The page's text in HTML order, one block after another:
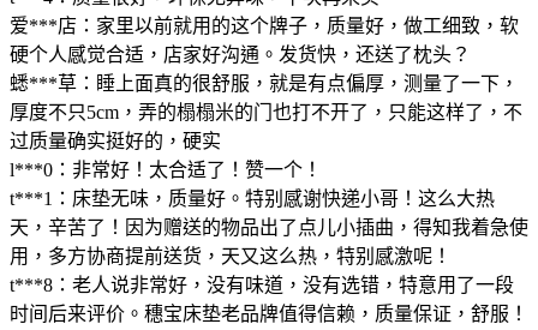
爱***店：家里以前就用的这个牌子，质量好，做工细致，软
硬个人感觉合适，店家好沟通。发货快，还送了枕头？
蟋***草：睡上面真的很舒服，就是有点偏厚，测量了一下，
厚度不只5cm，弄的榻榻米的门也打不开了，只能这样了，不
过质量确实挺好的，硬实
l***0：非常好！太合适了！赞一个！
t***1：床垫无味，质量好。特别感谢快递小哥！这么大热
天，辛苦了！因为赠送的物品出了点儿小插曲，得知我着急使
用，多方协商提前送货，天又这么热，特别感激呢！
t***8：老人说非常好，没有味道，没有选错，特意用了一段
时间后来评价。穗宝床垫老品牌值得信赖，质量保证，舒服！